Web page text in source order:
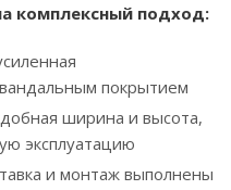
комплексный подход:
покрытием
ширина и высота,
эксплуатацию
и монтаж выполнены